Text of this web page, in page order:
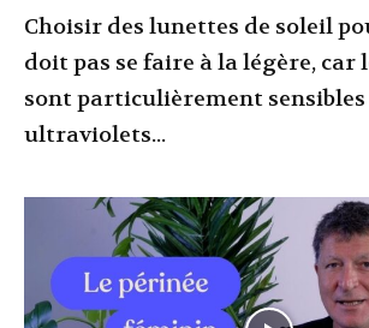
Choisir des lunettes de soleil
doit pas se faire à la légère, car
sont particulièrement
ultraviolets...